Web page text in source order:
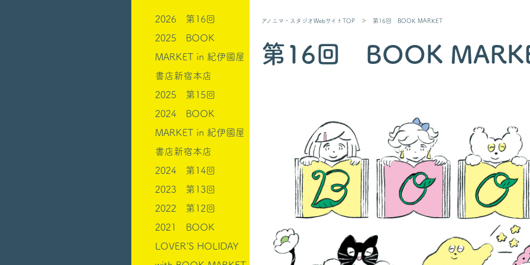
2026 第16回
2025 BOOK
MARKET in 紀伊國屋
書店新宿本店
2025 第15回
2024 BOOK
MARKET in 紀伊國屋
書店新宿本店
2024 第14回
2023 第13回
2022 第12回
2021 BOOK
LOVER’S HOLIDAY
アノニマ・スタジオWebサイトTOP ＞ 第16回 BOOK MARKET
第16回 BOOK